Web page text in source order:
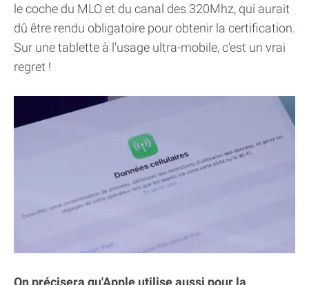
le coche du MLO et du canal des 320Mhz, qui aurait
dû être rendu obligatoire pour obtenir la certification.
Sur une tablette à l'usage ultra-mobile, c'est un vrai
regret !
On précisera qu'Apple utilise aussi pour la